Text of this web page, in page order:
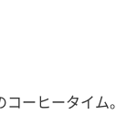
コーヒータイム。